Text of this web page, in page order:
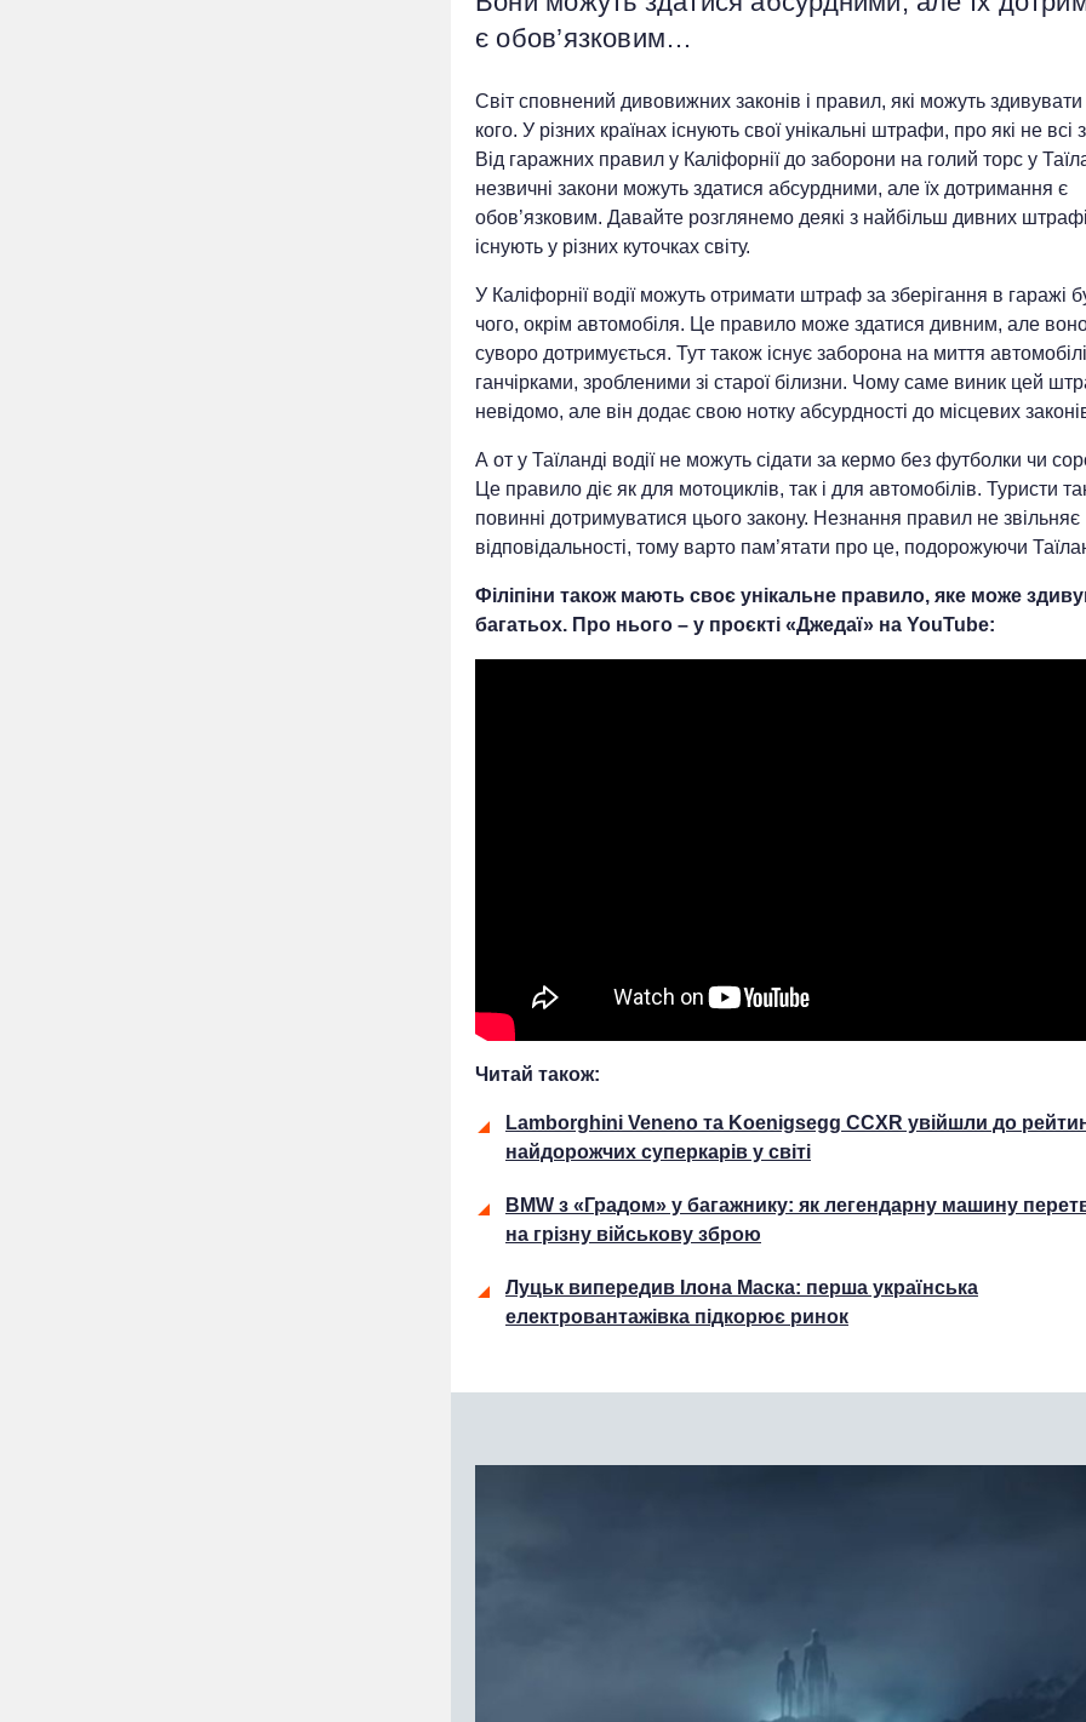
є обов’язковим…
Світ сповнений дивовижних законів і правил, які можуть здивувати
кого. У різних країнах існують свої унікальні штрафи, про які не всі
Від гаражних правил у Каліфорнії до заборони на голий торс у
незвичні закони можуть здатися абсурдними, але їх дотримання є
обов’язковим. Давайте розглянемо деякі з найбільш дивних
існують у різних куточках світу.
У Каліфорнії водії можуть отримати штраф за зберігання в гаражі
чого, окрім автомобіля. Це правило може здатися дивним, але
суворо дотримується. Тут також існує заборона на миття
ганчірками, зробленими зі старої білизни. Чому саме виник цей
невідомо, але він додає свою нотку абсурдності до місцевих
А от у Таїланді водії не можуть сідати за кермо без футболки чи
Це правило діє як для мотоциклів, так і для автомобілів. Туристи
повинні дотримуватися цього закону. Незнання правил не звільняє
відповідальності, тому варто пам’ятати про це, подорожуючи
Філіпіни також мають своє унікальне правило, яке може
багатьох. Про нього – у проєкті «Джедаї» на YouTube:
Читай також:
Lamborghini Veneno та Koenigsegg CCXR увійшли до
найдорожчих суперкарів у світі
BMW з «Градом» у багажнику: як легендарну машину
на грізну військову зброю
Луцьк випередив Ілона Маска: перша українська
електровантажівка підкорює ринок